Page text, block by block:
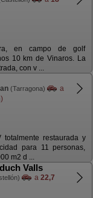
en campo de golf
10 km de Vinaros. La
con v ...
(Tarragona)
a
restaurada y
para 11 personas,
m2 d ...
Valls
a 22,7